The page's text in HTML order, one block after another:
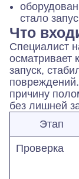
стало
Что
Специалист
осматривает
запуск,
причину
без лишней
Этап
Проверка